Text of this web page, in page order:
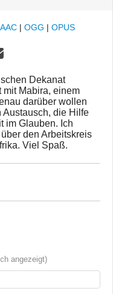
AAC | OGG | OPUS
Dekanat
mit Mabira, einem
darüber wollen
Austausch, die Hilfe
im Glauben. Ich
den Arbeitskreis
Viel Spaß.
angezeigt)